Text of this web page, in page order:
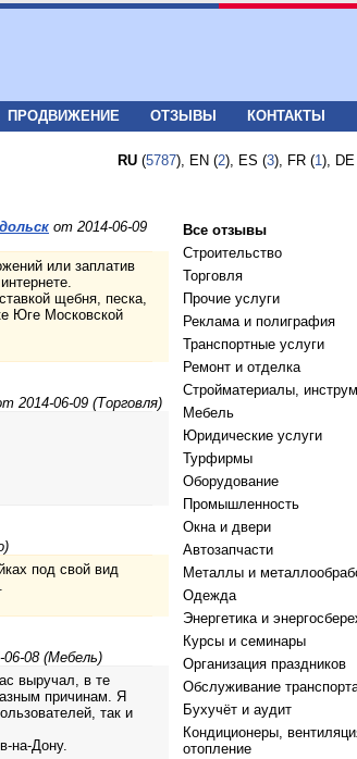
ПРОДВИЖЕНИЕ ОТЗЫВЫ КОНТАКТЫ
RU (5787), EN (2), ES (3), FR (1),
от 2014-06-09
или заплатив
щебня, песка,
Юге Московской
2014-06-09 (Торговля)
под свой вид
08 (Мебель)
выручал, в те
причинам. Я
так и
на-Дону.
Все отзывы
Строительство
Торговля
Прочие услуги
Реклама и полиграфия
Транспортные услуги
Ремонт и отделка
Стройматериалы,
Мебель
Юридические услуги
Турфирмы
Оборудование
Промышленность
Окна и двери
Автозапчасти
Металлы и
Одежда
Энергетика и
Курсы и семинары
Организация праздников
Обслуживание
Бухучёт и аудит
Кондиционеры,
отопление